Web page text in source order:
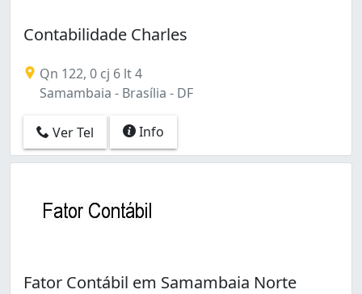
Contabilidade Charles
Qn 122, 0 cj 6 lt 4
Samambaia - Brasília - DF
Ver Tel Info
Fator Contábil em Samambaia Norte